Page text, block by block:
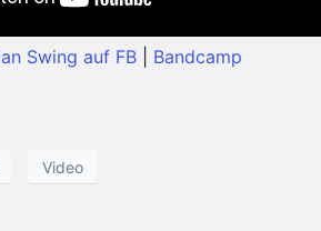
Swing auf FB Bandcamp
Video